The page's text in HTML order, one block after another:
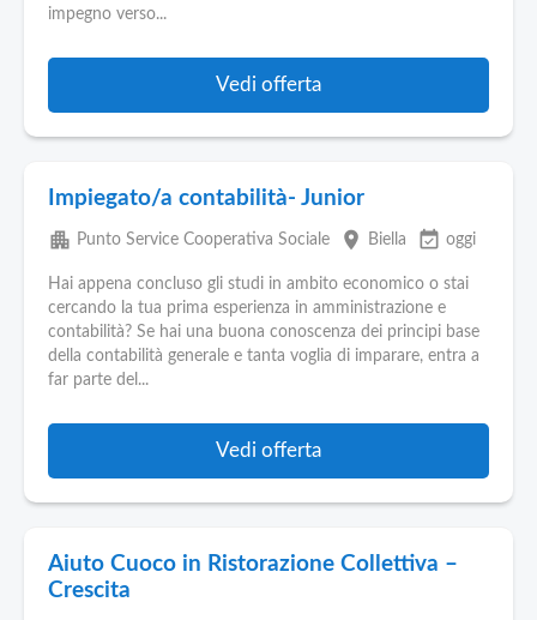
impegno verso...
Vedi offerta
Impiegato/a contabilità- Junior
apartment Punto Service Cooperativa Sociale place Biella event_available oggi
Hai appena concluso gli studi in ambito economico o stai
cercando la tua prima esperienza in amministrazione e
contabilità? Se hai una buona conoscenza dei principi base
della contabilità generale e tanta voglia di imparare, entra a
far parte del...
Vedi offerta
Aiuto Cuoco in Ristorazione Collettiva –
Crescita